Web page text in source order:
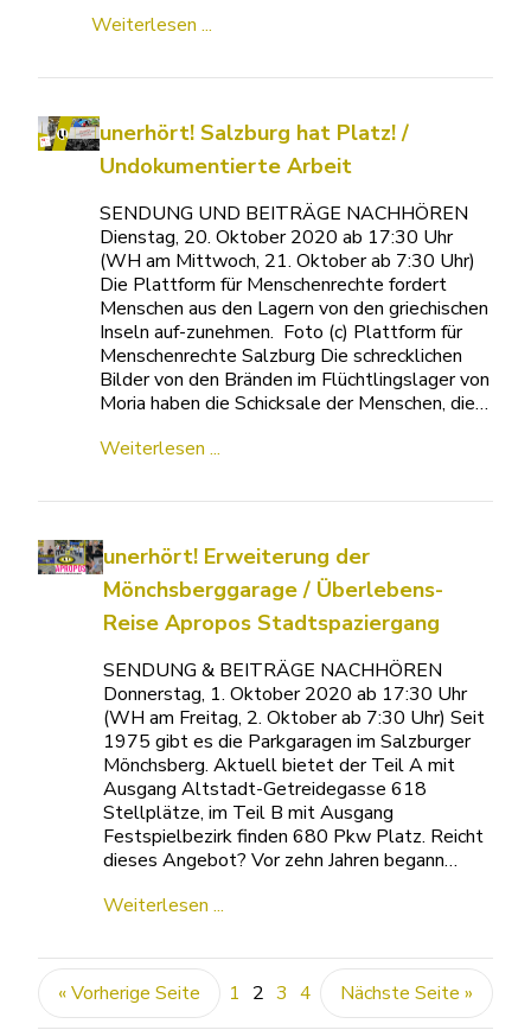
Weiterlesen ...
unerhört! Salzburg hat Platz! /
Undokumentierte Arbeit
SENDUNG UND BEITRÄGE NACHHÖREN
Dienstag, 20. Oktober 2020 ab 17:30 Uhr
(WH am Mittwoch, 21. Oktober ab 7:30 Uhr)
Die Plattform für Menschenrechte fordert
Menschen aus den Lagern von den griechischen
Inseln auf-zunehmen. Foto (c) Plattform für
Menschenrechte Salzburg Die schrecklichen
Bilder von den Bränden im Flüchtlingslager von
Moria haben die Schicksale der Menschen, die…
Weiterlesen ...
unerhört! Erweiterung der
Mönchsberggarage / Überlebens-
Reise Apropos Stadtspaziergang
SENDUNG & BEITRÄGE NACHHÖREN
Donnerstag, 1. Oktober 2020 ab 17:30 Uhr
(WH am Freitag, 2. Oktober ab 7:30 Uhr) Seit
1975 gibt es die Parkgaragen im Salzburger
Mönchsberg. Aktuell bietet der Teil A mit
Ausgang Altstadt-Getreidegasse 618
Stellplätze, im Teil B mit Ausgang
Festspielbezirk finden 680 Pkw Platz. Reicht
dieses Angebot? Vor zehn Jahren begann…
Weiterlesen ...
« Vorherige Seite 1 2 3 4 Nächste Seite »